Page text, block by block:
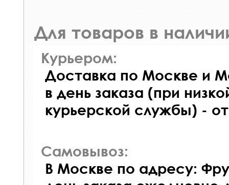
Для товаров в
Курьером:
Доставка по Москве и
в день заказа (при
курьерской службы) -
Самовывоз:
В Москве по адресу: